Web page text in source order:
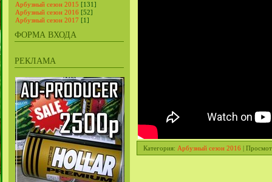
Арбузный сезон 2015 [131]
Арбузный сезон 2016 [52]
Арбузный сезон 2017 [1]
ФОРМА ВХОДА
РЕКЛАМА
Категория: Арбузный сезон 2016 |